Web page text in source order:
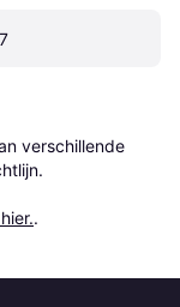
verschillende
.